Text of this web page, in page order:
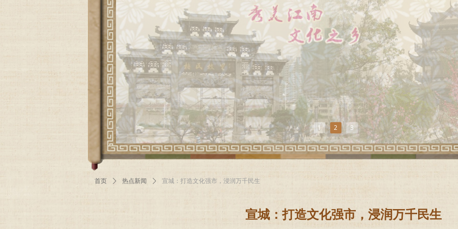
1 2 3
宣城：打造文化强市，浸润万千民生
首页 ꄲ 热点新闻 ꄲ 宣城：打造文化强市，浸润万千民生